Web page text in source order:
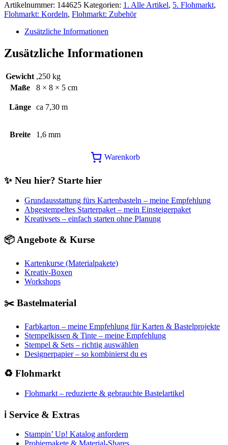
Artikelnummer: 144625 Kategorien: 1. Alle Artikel, 5. Flohmarkt,
Flohmarkt: Kordeln, Flohmarkt: Zubehör
Zusätzliche Informationen
Zusätzliche Informationen
Gewicht ,250 kg
Maße
8 × 8 × 5 cm
Länge ca 7,30 m
Breite 1,6 mm
Warenkorb
✨ Neu hier? Starte hier
Grundausstattung fürs Kartenbasteln – meine Empfehlung
Abgestempeltes Starterpaket – mein Einsteigerpaket
Kreativsets – einfach starten ohne Planung
📦 Angebote & Kurse
Kartenkurse (Materialpakete)
Kreativ-Boxen
Workshops
✂️ Bastelmaterial
Farbkarton – meine Empfehlung für Karten & Bastelprojekte
Stempelkissen & Tinte – meine Empfehlung
Stempel & Sets – richtig auswählen
Designerpapier – so kombinierst du es
♻️ Flohmarkt
Flohmarkt – reduzierte & gebrauchte Bastelartikel
ℹ️ Service & Extras
Stampin’ Up! Katalog anfordern